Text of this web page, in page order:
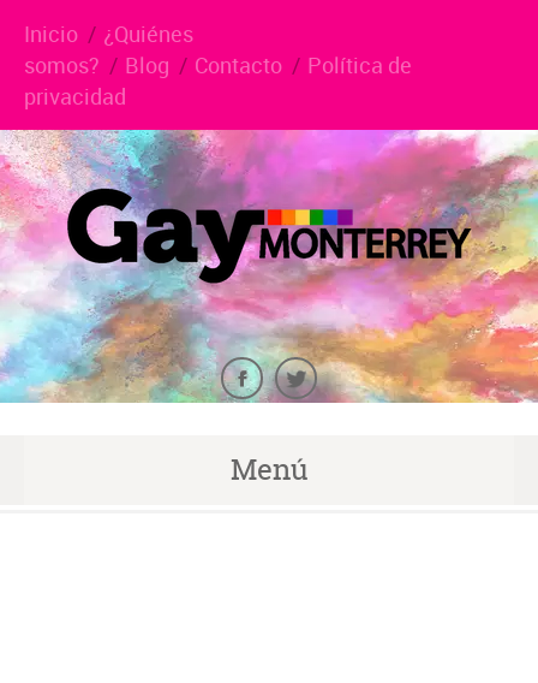
Inicio
¿Quiénes
somos?
Blog Contacto
Política de
privacidad
Menú